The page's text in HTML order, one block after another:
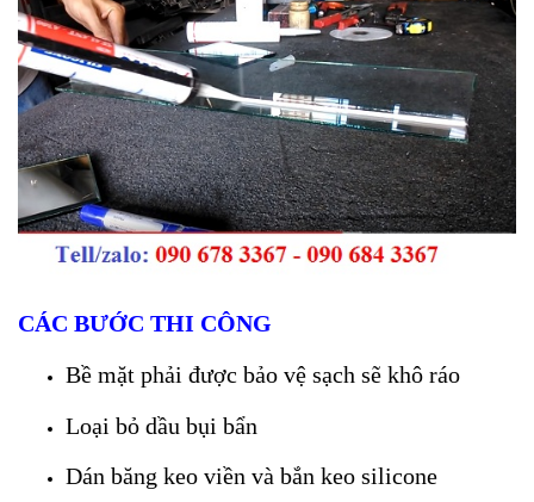
CÁC BƯỚC THI CÔNG
Bề mặt phải được bảo vệ sạch sẽ khô ráo
Loại bỏ dầu bụi bẩn
Dán băng keo viền và bắn keo silicone